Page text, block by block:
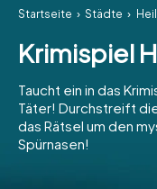
So funktioniert's
Städte
Touren
Teamevent
Startseite Städte
Krimispiel
Taucht ein in das
Täter! Durchstreift
das Rätsel um den
Spürnasen!